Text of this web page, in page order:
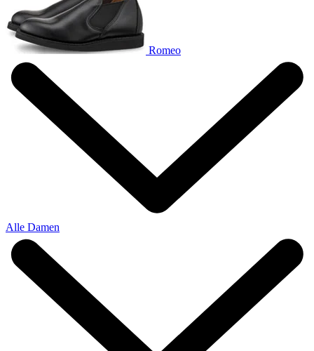
Romeo
Alle Damen